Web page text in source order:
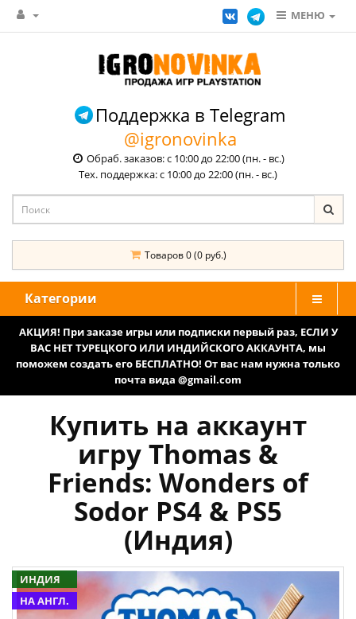
МЕНЮ
Поддержка в Telegram
@igronovinka
Обраб. заказов: с 10:00 до 22:00 (пн. - вс.)
Тех. поддержка: с 10:00 до 22:00 (пн. - вс.)
Товаров 0 (0 руб.)
Категории
АКЦИЯ! При заказе игры или подписки первый раз, ЕСЛИ У
ВАС НЕТ ТУРЕЦКОГО ИЛИ ИНДИЙСКОГО АККАУНТА, мы
поможем создать его БЕСПЛАТНО! От вас нам нужна только
почта вида @gmail.com
Купить на аккаунт
игру Thomas &
Friends: Wonders of
Sodor PS4 & PS5
(Индия)
ИНДИЯ
НА АНГЛ.